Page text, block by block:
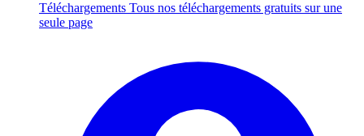
Téléchargements Tous nos téléchargements gratuits sur une
seule page